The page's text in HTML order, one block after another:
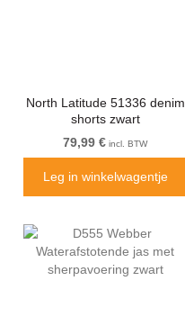
North Latitude 51336 denim
shorts zwart
79,99 € incl. BTW
Leg in winkelwagentje